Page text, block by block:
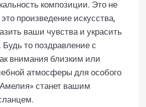
композиции. Это не
произведение искусства,
ваши чувства и украсить
то поздравление с
внимания близким или
атмосферы для особого
станет вашим